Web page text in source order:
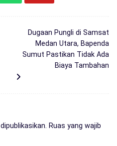
Dugaan Pungli di Samsat
Medan Utara, Bapenda
Sumut Pastikan Tidak Ada
Biaya Tambahan
Ruas yang wajib